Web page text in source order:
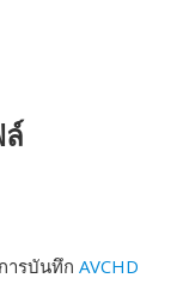
ารบันทึก AVCHD